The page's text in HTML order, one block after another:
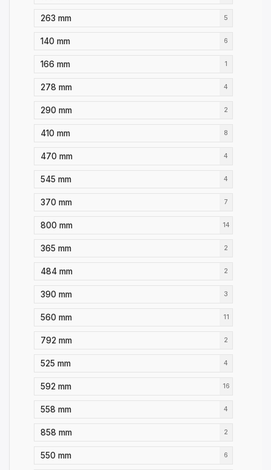
263 mm 5
140 mm 6
166 mm 1
278 mm 4
290 mm 2
410 mm 8
470 mm 4
545 mm 4
370 mm 7
800 mm 14
365 mm 2
484 mm 2
390 mm 3
560 mm 11
792 mm 2
525 mm 4
592 mm 16
558 mm 4
858 mm 2
550 mm 6